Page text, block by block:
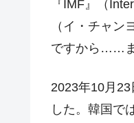
『Money1』
『Money1』
『Money1』
『IMF』（
（イ・チャ
ですから……ま
2023年10月
した。韓国で